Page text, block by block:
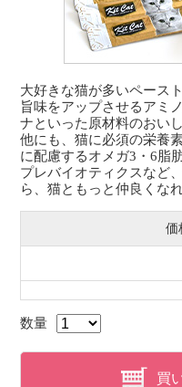
大好きな猫が多いペース
旨味をアップさせるアミ
ナといった原材料のおい
他にも、猫に必須の栄養
に配慮するオメガ3・6脂
プレバイオティクスなど
ら、猫ともっと仲良くな
価
数量
買